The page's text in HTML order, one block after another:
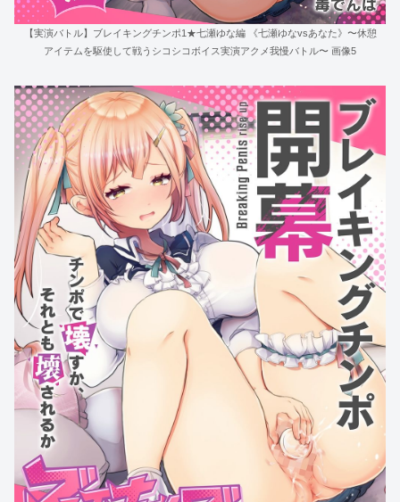
【実演バトル】ブレイキングチンポ1★七瀬ゆな編 《七瀬ゆなvsあなた》〜休憩
アイテムを駆使して戦うシコシコボイス実演アクメ我慢バトル〜 画像5